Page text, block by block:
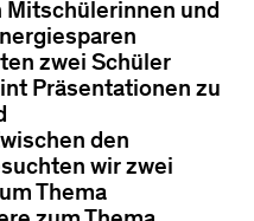
Mitschülerinnen und
zwei Schüler
Präsentationen zu
den
wir zwei
Thema